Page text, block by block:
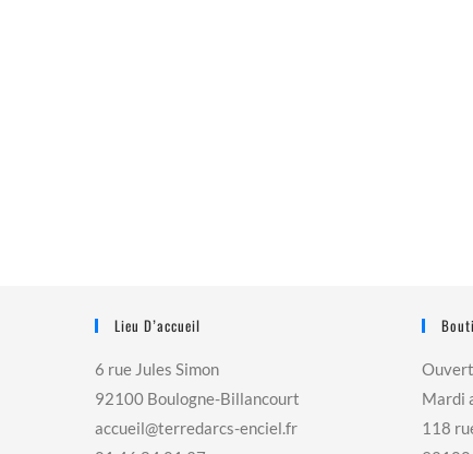
Lieu D’accueil
6 rue Jules Simon
92100 Boulogne-Billancourt
accueil@terredarcs-enciel.fr
Mardi
118